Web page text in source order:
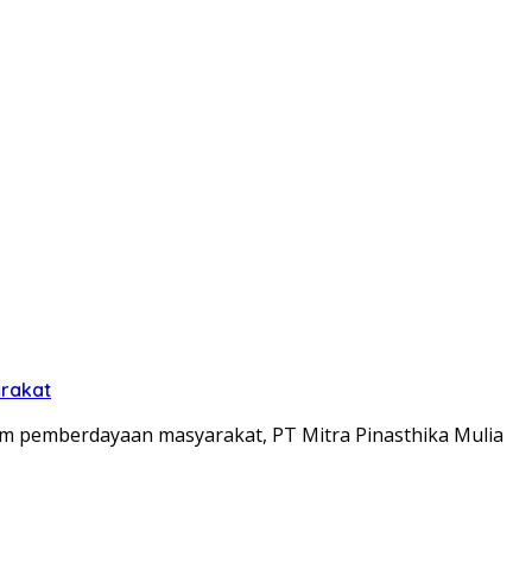
pemberdayaan masyarakat, PT Mitra Pinasthika Mulia